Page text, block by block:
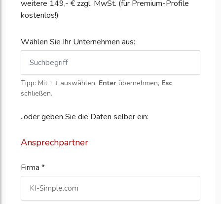
weitere 149,- € zzgl. MwSt. (für Premium-Profile
kostenlos!)
Wählen Sie Ihr Unternehmen aus:
Tipp: Mit ↑ ↓ auswählen, Enter übernehmen, Esc
schließen.
..oder geben Sie die Daten selber ein:
Ansprechpartner
Firma *